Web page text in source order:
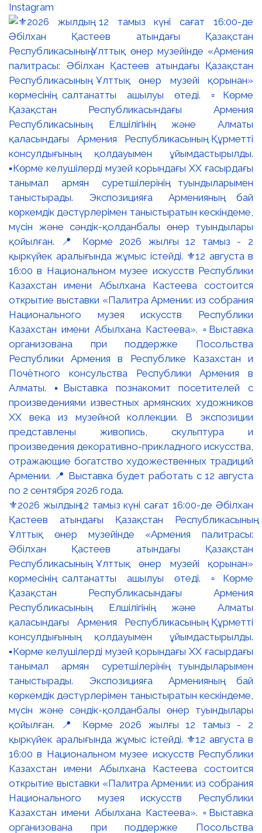
Instagram
⚜️2026 жылдың 12 тамыз күні сағат 16:00-де Әбілхан
Қастеев атындағы Қазақстан Республикасының
Ұлттық өнер музейінде «Армения палитрасы:
Әбілхан Қастеев атындағы Қазақстан
Республикасының Ұлттық өнер музейі қорынан»
көрмесінің салтанатты ашылуы өтеді. ▫️Көрме
Қазақстан Республикасындағы Армения
Республикасының Елшілігінің және Алматы
қаласындағы Армения Республикасының Құрметті
консулдығының қолдауымен ұйымдастырылды.
▪️Көрме келушілерді музей қорындағы ХХ ғасырдағы
танымал армян суретшілерінің туындыларымен
таныстырады. Экспозицияға Арменияның бай
көркемдік дәстүрлерімен таныстыратын кескіндеме,
мүсін және сәндік-қолданбалы өнер туындылары
қойылған. 📍 Көрме 2026 жылғы 12 тамыз - 2
қыркүйек аралығында жұмыс істейді. ⚜️12 августа в
16:00 в Национальном музее искусств Республики
Казахстан имени Абылхана Кастеева состоится
открытие выставки «Палитра Армении: из собрания
Национального музея искусств Республики
Казахстан имени Абылхана Кастеева». ▫️Выставка
организована при поддержке Посольства